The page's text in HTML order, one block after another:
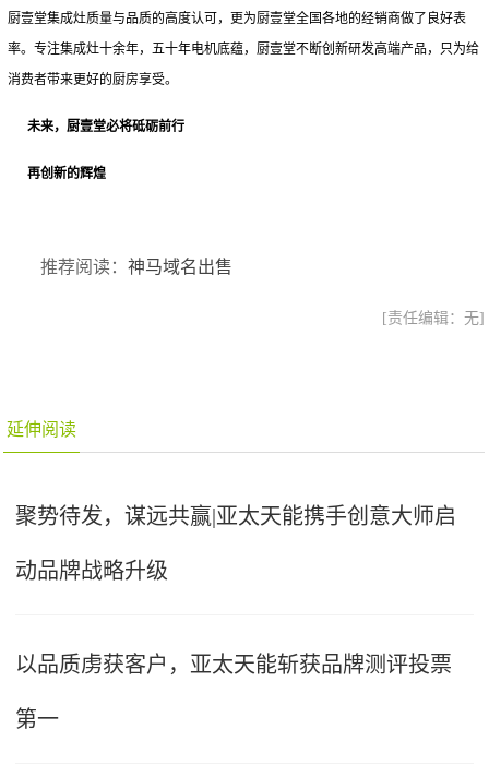
厨壹堂集成灶质量与品质的高度认可，更为厨壹堂全国各地的经销商做了良好表
率。专注集成灶十余年，五十年电机底蕴，厨壹堂不断创新研发高端产品，只为给
消费者带来更好的厨房享受。
未来，厨壹堂必将砥砺前行
再创新的辉煌
推荐阅读：神马域名出售
[责任编辑：无]
延伸阅读
聚势待发，谋远共赢|亚太天能携手创意大师启
动品牌战略升级
以品质虏获客户，亚太天能斩获品牌测评投票
第一